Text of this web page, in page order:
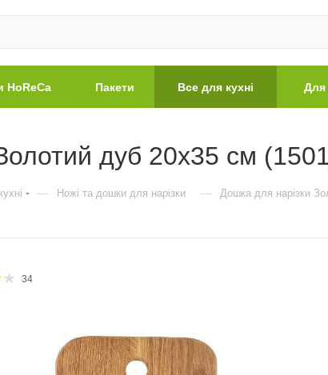
HoReCa Пакети Все для кухні Для
дуб 20х35 см
— Ножі та дошки для нарізки — Дошка для нарізки
34